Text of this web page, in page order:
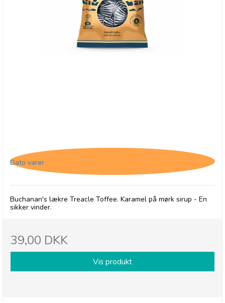
Dato varer
Buchanan's lækre Treacle Toffee. Karamel på mørk sirup - En
sikker vinder.
39,00 DKK
Vis produkt